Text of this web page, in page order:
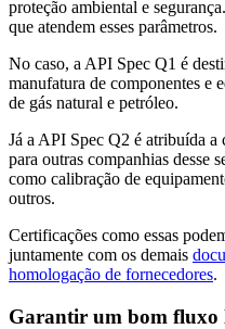
proteção ambiental e
que atendem esses parâmetros.
No caso, a API Spec Q1 é
manufatura de componentes e
de gás natural e petróleo.
Já a API Spec Q2 é atribuída a
para outras companhias desse
como calibração de
outros.
Certificações como essas
juntamente com os demais
homologação de fornecedores.
Garantir um bom fluxo